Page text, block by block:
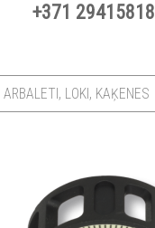
+371 29415818
ARBALETI, LOKI, KAĶENES